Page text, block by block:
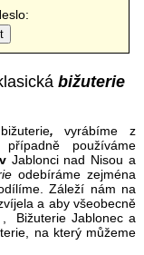
bižuterie
, vyrábíme z
případně používáme
Jablonci nad Nisou a
odebíráme zejména
Záleží nám na
a aby všeobecně
Bižuterie Jablonec a
na který můžeme